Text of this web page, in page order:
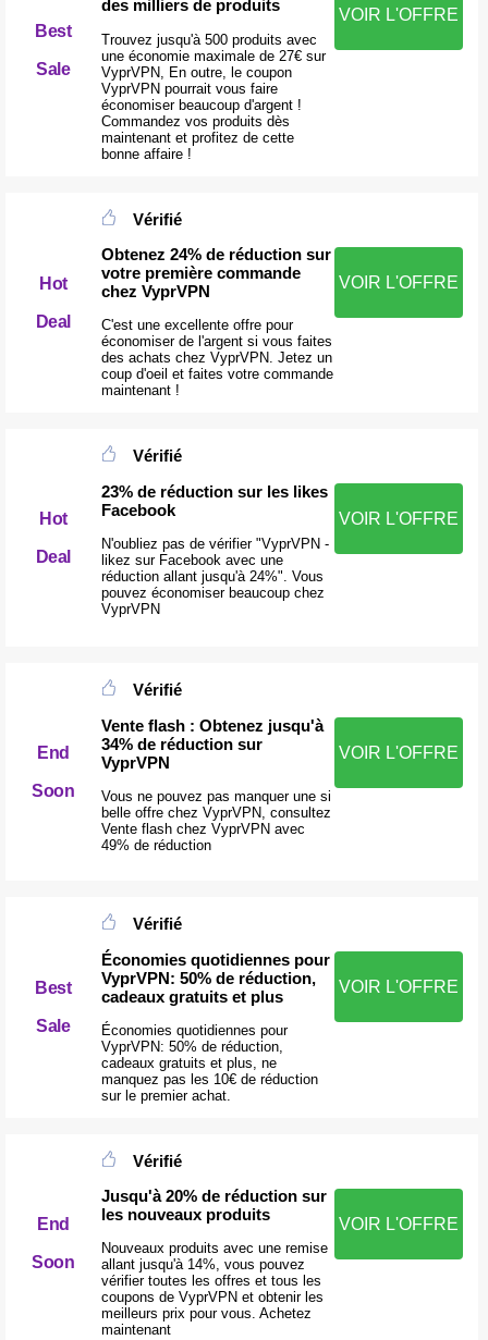
Best
Sale
des milliers de produits
Trouvez jusqu'à 500 produits avec
une économie maximale de 27€ sur
VyprVPN, En outre, le coupon
VyprVPN pourrait vous faire
économiser beaucoup d'argent !
Commandez vos produits dès
maintenant et profitez de cette
bonne affaire !
VOIR L'OFFRE
Hot
Deal
Vérifié
Obtenez 24% de réduction sur
votre première commande
chez VyprVPN
C'est une excellente offre pour
économiser de l'argent si vous faites
des achats chez VyprVPN. Jetez un
coup d'oeil et faites votre commande
maintenant !
VOIR L'OFFRE
Hot
Deal
Vérifié
23% de réduction sur les likes
Facebook
N'oubliez pas de vérifier "VyprVPN -
likez sur Facebook avec une
réduction allant jusqu'à 24%". Vous
pouvez économiser beaucoup chez
VyprVPN
VOIR L'OFFRE
End
Soon
Vérifié
Vente flash : Obtenez jusqu'à
34% de réduction sur
VyprVPN
Vous ne pouvez pas manquer une si
belle offre chez VyprVPN, consultez
Vente flash chez VyprVPN avec
49% de réduction
VOIR L'OFFRE
Best
Sale
Vérifié
Économies quotidiennes pour
VyprVPN: 50% de réduction,
cadeaux gratuits et plus
Économies quotidiennes pour
VyprVPN: 50% de réduction,
cadeaux gratuits et plus, ne
manquez pas les 10€ de réduction
sur le premier achat.
VOIR L'OFFRE
End
Soon
Vérifié
Jusqu'à 20% de réduction sur
les nouveaux produits
Nouveaux produits avec une remise
allant jusqu'à 14%, vous pouvez
vérifier toutes les offres et tous les
coupons de VyprVPN et obtenir les
meilleurs prix pour vous. Achetez
maintenant
VOIR L'OFFRE